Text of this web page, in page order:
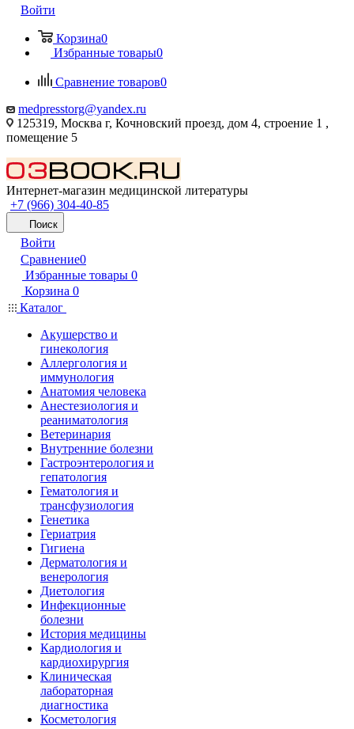
Войти
Корзина0
Избранные товары0
Сравнение товаров0
medpresstorg@yandex.ru
125319, Москва г, Кочновский проезд, дом 4, строение 1 ,
помещение 5
Интернет-магазин медицинской литературы
+7 (966) 304-40-85
Поиск
Войти
Сравнение0
Избранные товары 0
Корзина 0
Каталог
Акушерство и
гинекология
Аллергология и
иммунология
Анатомия человека
Анестезиология и
реаниматология
Ветеринария
Внутренние болезни
Гастроэнтерология и
гепатология
Гематология и
трансфузиология
Генетика
Гериатрия
Гигиена
Дерматология и
венерология
Диетология
Инфекционные
болезни
История медицины
Кардиология и
кардиохирургия
Клиническая
лабораторная
диагностика
Косметология